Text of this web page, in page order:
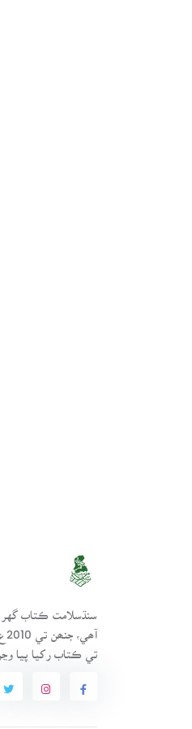
سنڌسلامت ڪتاب گهر
تي ڪتاب رکيا پيا